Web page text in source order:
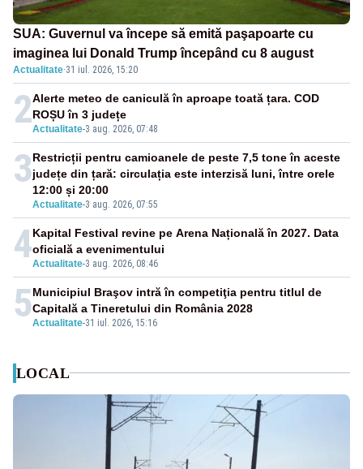
SUA: Guvernul va începe să emită paşapoarte cu
imaginea lui Donald Trump începând cu 8 august
Actualitate·31 iul. 2026, 15:20
2Actualitate-3 aug. 2026, 07:48
Alerte meteo de caniculă în aproape toată țara. COD
ROȘU în 3 județe
3
Actualitate-3 aug. 2026, 07:55
Restricții pentru camioanele de peste 7,5 tone în aceste
județe din țară: circulația este interzisă luni, între orele
12:00 și 20:00
4Actualitate-3 aug. 2026, 08:46
Kapital Festival revine pe Arena Națională în 2027. Data
oficială a evenimentului
5Actualitate-31 iul. 2026, 15:16
Municipiul Braşov intră în competiţia pentru titlul de
Capitală a Tineretului din România 2028
LOCAL